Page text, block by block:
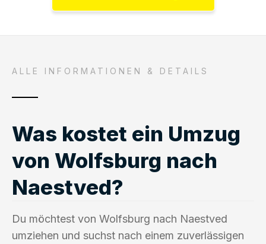
ALLE INFORMATIONEN & DETAILS
Was kostet ein Umzug
von Wolfsburg nach
Naestved?
Du möchtest von Wolfsburg nach Naestved
umziehen und suchst nach einem zuverlässigen